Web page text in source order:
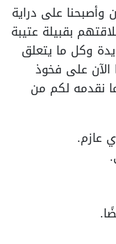
وأصبحنا على دراية
بقبيلة عتيبة
وكل ما يتعلق
على فخوذ
نقدمه لكم من
عازم.